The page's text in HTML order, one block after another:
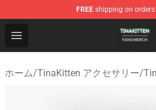
FREE shipping on orders
Open menu
TinaKitten Shop - Official
ホーム/TinaKitten アクセサリー/